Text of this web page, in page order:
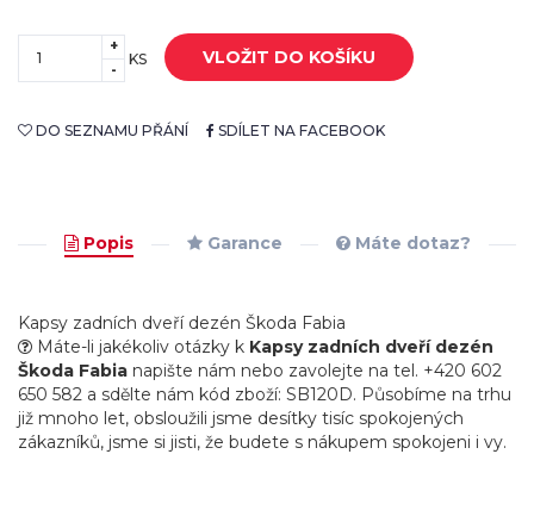
+
-
KS VLOŽIT DO KOŠÍKU
DO SEZNAMU PŘÁNÍ SDÍLET NA FACEBOOK
Popis Garance Máte dotaz?
Kapsy zadních dveří dezén Škoda Fabia
Máte-li jakékoliv otázky k Kapsy zadních dveří dezén
Škoda Fabia napište nám nebo zavolejte na tel. +420 602
650 582 a sdělte nám kód zboží: SB120D. Působíme na trhu
již mnoho let, obsloužili jsme desítky tisíc spokojených
zákazníků, jsme si jisti, že budete s nákupem spokojeni i vy.